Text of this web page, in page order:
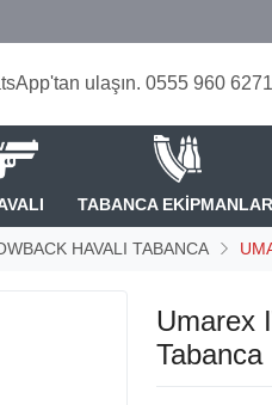
ulaşın. 0555 960 6271
TABANCA
HAVALI TABANCA
Umarex
Tabanca